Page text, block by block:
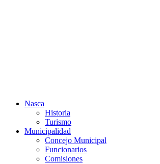
Nasca
Historia
Turismo
Municipalidad
Concejo Municipal
Funcionarios
Comisiones